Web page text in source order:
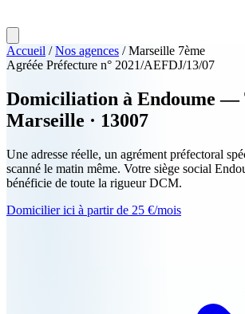
Accueil / Nos agences / Marseille 7ème
Agréée Préfecture n° 2021/AEFDJ/13/07
Domiciliation à Endoume —
Marseille · 13007
Une adresse réelle, un agrément préfectoral
scanné le matin même. Votre siège social
bénéficie de toute la rigueur DCM.
Domicilier ici à partir de 25 €/mois